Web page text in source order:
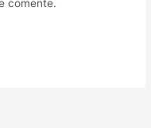
comente.